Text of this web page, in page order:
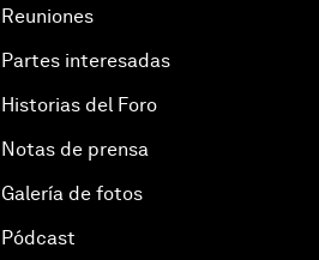
Reuniones
Partes interesadas
Historias del Foro
Notas de prensa
Galería de fotos
Pódcast